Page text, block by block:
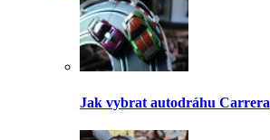
Jak vybrat autodráhu Carrera